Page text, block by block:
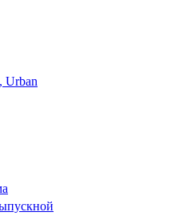
Urban